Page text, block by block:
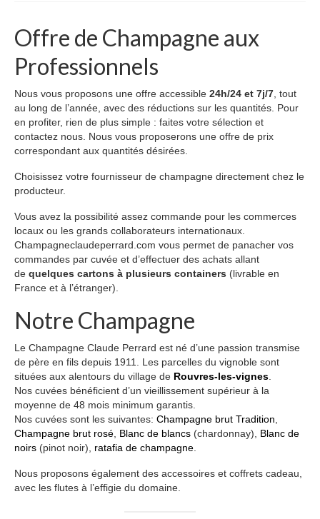
Etiquettes personnalisées
CE et collectivités
Professionels et distributeurs
Visites guidées
Visite de Cave – Durée: 1h
Découvrir la région
Boutique
Nos cuvées
Accessoires Champagne
Etiquettes personnalisees
Actualités
Contact
Offre de Champagne aux
Professionnels
Nous vous proposons une offre accessible 24h/24 et 7j/7 , tout
au long de l’année, avec des réductions sur les quantités. Pour
en profiter, rien de plus simple : faites votre sélection et
contactez nous. Nous vous proposerons une offre de prix
correspondant aux quantités désirées.
Choisissez votre fournisseur de champagne directement chez le
producteur.
Vous avez la possibilité assez commande pour les commerces
locaux ou les grands collaborateurs internationaux.
Champagneclaudeperrard.com vous permet de panacher vos
commandes par cuvée et d’effectuer des achats allant
de quelques cartons à plusieurs containers (livrable en
France et à l’étranger).
Notre Champagne
Le Champagne Claude Perrard est né d’une passion transmise
de père en fils depuis 1911. Les parcelles du vignoble sont
situées aux alentours du village de Rouvres-les-vignes.
Nos cuvées bénéficient d’un vieillissement supérieur à la
moyenne de 48 mois minimum garantis.
Nos cuvées sont les suivantes: Champagne brut Tradition,
Champagne brut rosé, Blanc de blancs (chardonnay), Blanc de
noirs (pinot noir), ratafia de champagne.
Nous proposons également des accessoires et coffrets cadeau,
avec les flutes à l’effigie du domaine.